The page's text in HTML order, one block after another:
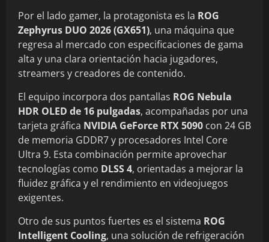
Por el lado gamer, la protagonista es la ROG
Zephyrus DUO 2026 (GX651), una máquina que
regresa al mercado con especificaciones de gama
alta y una clara orientación hacia jugadores,
streamers y creadores de contenido.
El equipo incorpora dos pantallas ROG Nebula
HDR OLED de 16 pulgadas, acompañadas por una
tarjeta gráfica NVIDIA GeForce RTX 5090 con 24 GB
de memoria GDDR7 y procesadores Intel Core
Ultra 9. Esta combinación permite aprovechar
tecnologías como DLSS 4, orientadas a mejorar la
fluidez gráfica y el rendimiento en videojuegos
exigentes.
Otro de sus puntos fuertes es el sistema ROG
Intelligent Cooling, una solución de refrigeración